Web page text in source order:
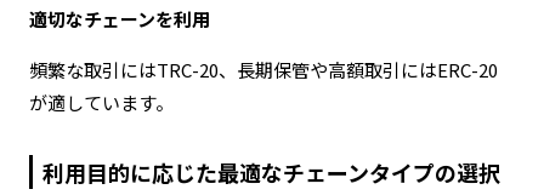
適切なチェーンを利用
頻繁な取引にはTRC-20、長期保管や高額取引にはERC-20
が適しています。
利用目的に応じた最適なチェーンタイプの選択